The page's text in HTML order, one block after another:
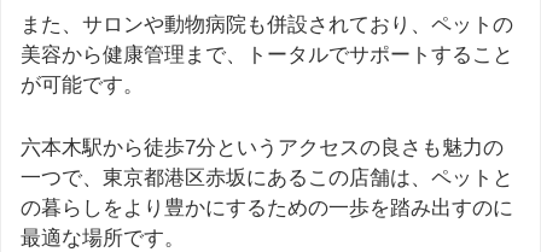
また、サロンや動物病院も併設されており、ペットの
美容から健康管理まで、トータルでサポートすること
が可能です。
六本木駅から徒歩7分というアクセスの良さも魅力の
一つで、東京都港区赤坂にあるこの店舗は、ペットと
の暮らしをより豊かにするための一歩を踏み出すのに
最適な場所です。